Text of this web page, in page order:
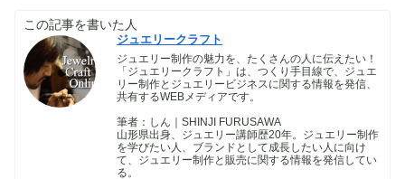
この記事を書いた人
ジュエリークラフト
ジュエリー制作の魅力を、たくさんの人に伝えたい！
「ジュエリークラフト」は、つくり手目線で、ジュエ
リー制作とジュエリービジネスに関する情報を発信、
共有するWEBメディアです。
筆者：しん｜SHINJI FURUSAWA
山形県出身、ジュエリー講師歴20年。ジュエリー制作
を学びたい人、ブランドとして成長したい人に向け
て、ジュエリー制作と販売に関する情報を発信してい
る。